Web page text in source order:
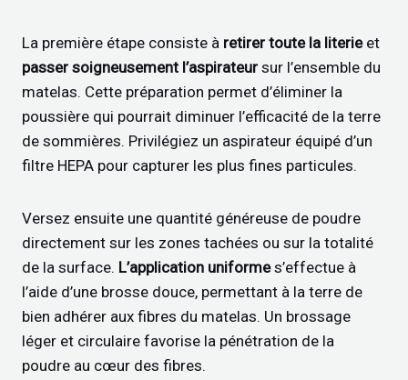
La première étape consiste à retirer toute la literieet
passer soigneusement l’aspirateur sur l’ensemble du
matelas. Cette préparation permet d’éliminer la
poussière qui pourrait diminuer l’efficacité de la terre
de sommières. Privilégiez un aspirateur équipé d’un
filtre HEPA pour capturer les plus fines particules.
Versez ensuite une quantité généreuse de poudre
directement sur les zones tachées ou sur la totalité
de la surface. L’application uniformes’effectue à
l’aide d’une brosse douce, permettant à la terre de
bien adhérer aux fibres du matelas. Un brossage
léger et circulaire favorise la pénétration de la
poudre au cœur des fibres.